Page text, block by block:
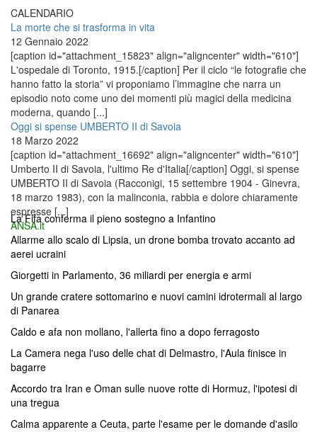
CALENDARIO
La morte che si trasforma in vita
12 Gennaio 2022
[caption id="attachment_15823" align="aligncenter" width="610"]
L'ospedale di Toronto, 1915.[/caption] Per il ciclo “le fotografie che
hanno fatto la storia” vi proponiamo l’immagine che narra un
episodio noto come uno dei momenti più magici della medicina
moderna, quando [...]
Oggi si spense UMBERTO II di Savoia
18 Marzo 2022
[caption id="attachment_16692" align="aligncenter" width="610"]
Umberto II di Savoia, l'ultimo Re d'Italia[/caption] Oggi, si spense
UMBERTO II di Savoia (Racconigi, 15 settembre 1904 - Ginevra,
18 marzo 1983), con la malinconia, rabbia e dolore chiaramente
espresse [...]
ANSA.it
La Fifa conferma il pieno sostegno a Infantino
Allarme allo scalo di Lipsia, un drone bomba trovato accanto ad
aerei ucraini
Giorgetti in Parlamento, 36 miliardi per energia e armi
Un grande cratere sottomarino e nuovi camini idrotermali al largo
di Panarea
Caldo e afa non mollano, l'allerta fino a dopo ferragosto
La Camera nega l'uso delle chat di Delmastro, l'Aula finisce in
bagarre
Accordo tra Iran e Oman sulle nuove rotte di Hormuz, l'ipotesi di
una tregua
Calma apparente a Ceuta, parte l'esame per le domande d'asilo